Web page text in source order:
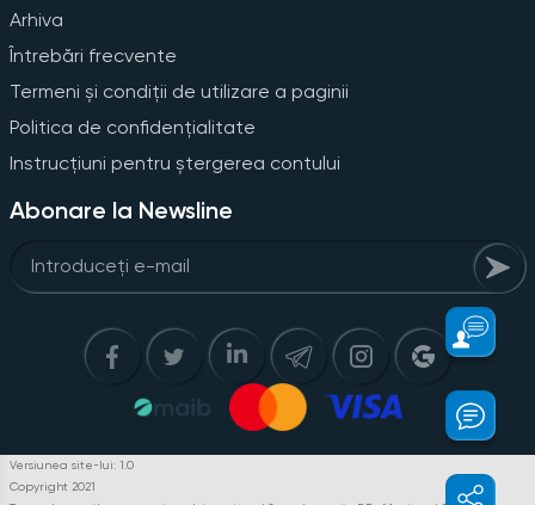
Arhiva
Întrebări frecvente
Termeni și condiții de utilizare a paginii
Politica de confidențialitate
Instrucțiuni pentru ștergerea contului
Abonare la Newsline
Versiunea site-lui: 1.0
Copyright 2021